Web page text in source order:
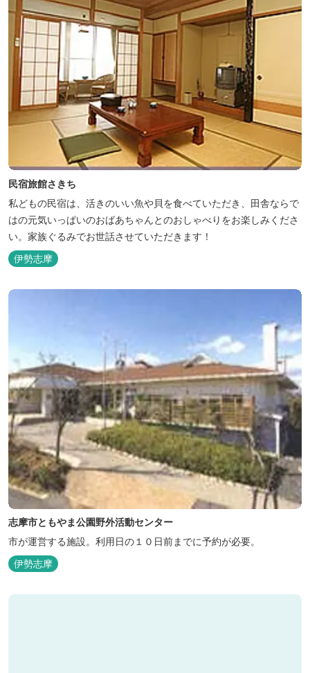
民宿旅館さきち
私どもの民宿は、活きのいい魚や貝を食べていただき、田舎ならで
はの元気いっぱいのおばあちゃんとのおしゃべりをお楽しみくださ
い。家族ぐるみでお世話させていただきます！
伊勢志摩
志摩市ともやま公園野外活動センター
市が運営する施設。利用日の１０日前までに予約が必要。
伊勢志摩